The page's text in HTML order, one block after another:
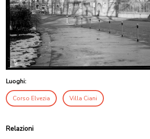
Luoghi:
Corso Elvezia Villa Ciani
Relazioni